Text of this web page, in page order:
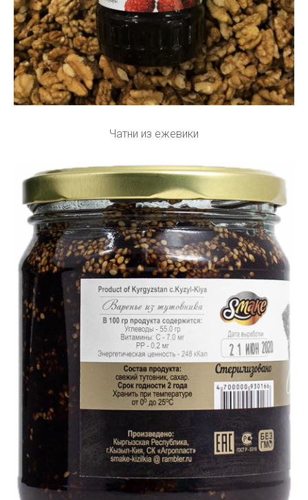
Чатни из ежевики